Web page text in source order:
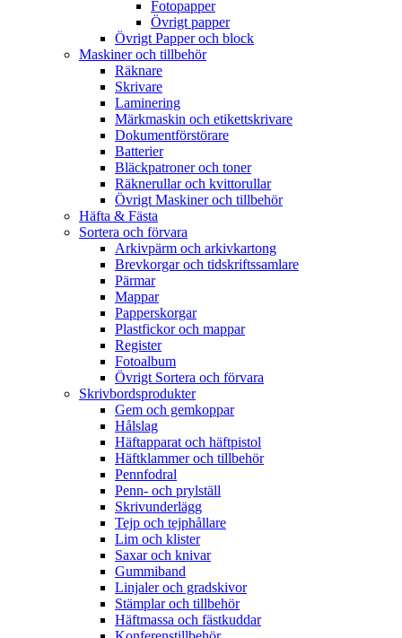
Fotopapper
Övrigt papper
Övrigt Papper och block
Maskiner och tillbehör
Räknare
Skrivare
Laminering
Märkmaskin och etikettskrivare
Dokumentförstörare
Batterier
Bläckpatroner och toner
Räknerullar och kvittorullar
Övrigt Maskiner och tillbehör
Häfta & Fästa
Sortera och förvara
Arkivpärm och arkivkartong
Brevkorgar och tidskriftssamlare
Pärmar
Mappar
Papperskorgar
Plastfickor och mappar
Register
Fotoalbum
Övrigt Sortera och förvara
Skrivbordsprodukter
Gem och gemkoppar
Hålslag
Häftapparat och häftpistol
Häftklammer och tillbehör
Pennfodral
Penn- och prylställ
Skrivunderlägg
Tejp och tejphållare
Lim och klister
Saxar och knivar
Gummiband
Linjaler och gradskivor
Stämplar och tillbehör
Häftmassa och fästkuddar